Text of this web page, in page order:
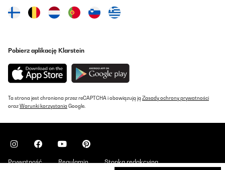
Kaufempfehlung
Amazon-Benutzer
Tłumacz
09/05/2025
Un produit incroyable, facile d’utilisation, facile à mettre en place.
Je recommande ce produit. Au niveau sonore c’est plus que
Pobierz aplikację Klarstein
Ta strona jest chroniona przez reCAPTCHA i obowiązują ją Zasady ochrony prywatności
orazWarunki korzystania Google.
Prywatność Regulamin Stopka redakcyjna